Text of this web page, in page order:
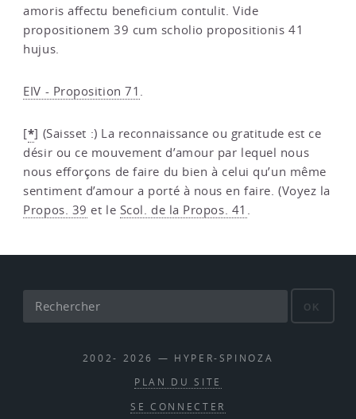
amoris affectu beneficium contulit. Vide
propositionem 39 cum scholio propositionis 41
hujus.
EIV - Proposition 71 .
[*] (Saisset :) La reconnaissance ou gratitude est ce
désir ou ce mouvement d’amour par lequel nous
nous efforçons de faire du bien à celui qu’un même
sentiment d’amour a porté à nous en faire. (Voyez la
Propos. 39 et le Scol. de la Propos. 41 .
OK
2002- 2026 — HYPER-SPINOZA
PLAN DU SITE
SE CONNECTER